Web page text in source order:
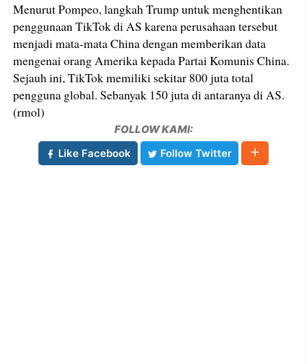
Menurut Pompeo, langkah Trump untuk menghentikan
penggunaan TikTok di AS karena perusahaan tersebut
menjadi mata-mata China dengan memberikan data
mengenai orang Amerika kepada Partai Komunis China.
Sejauh ini, TikTok memiliki sekitar 800 juta total
pengguna global. Sebanyak 150 juta di antaranya di AS.
(rmol)
FOLLOW KAMI:
Like Facebook
Follow Twitter